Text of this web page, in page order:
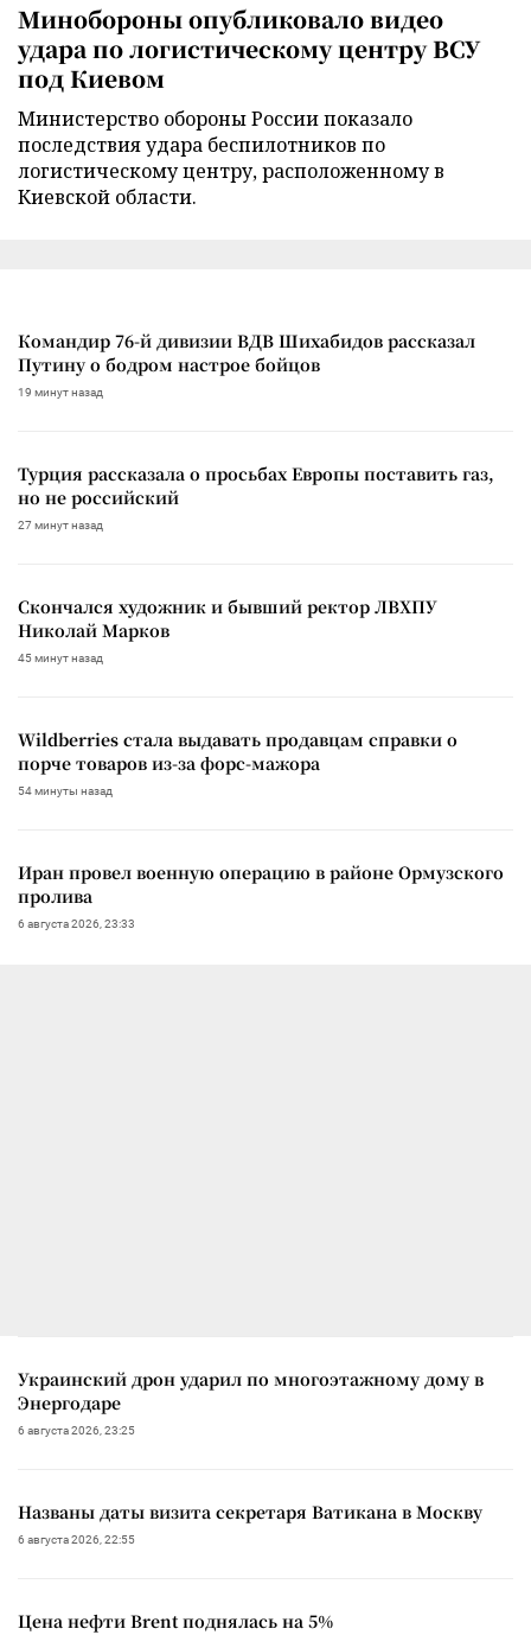
Минобороны опубликовало видео
удара по логистическому центру ВСУ
под Киевом
Министерство обороны России показало
последствия удара беспилотников по
логистическому центру, расположенному в
Киевской области.
Командир 76-й дивизии ВДВ Шихабидов рассказал
Путину о бодром настрое бойцов
19 минут назад
Турция рассказала о просьбах Европы поставить газ,
но не российский
27 минут назад
Скончался художник и бывший ректор ЛВХПУ
Николай Марков
45 минут назад
Wildberries стала выдавать продавцам справки о
порче товаров из-за форс-мажора
54 минуты назад
Иран провел военную операцию в районе Ормузского
пролива
6 августа 2026, 23:33
Украинский дрон ударил по многоэтажному дому в
Энергодаре
6 августа 2026, 23:25
Названы даты визита секретаря Ватикана в Москву
6 августа 2026, 22:55
Цена нефти Brent поднялась на 5%